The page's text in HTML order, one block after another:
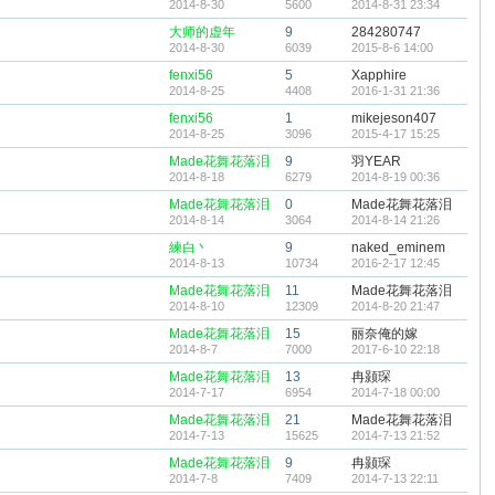
2014-8-30 5600 2014-8-31 23:34
大师的虚年
2014-8-30
9
6039
284280747
2015-8-6 14:00
fenxi56
2014-8-25
5
4408
Xapphire
2016-1-31 21:36
fenxi56
2014-8-25
1
3096
mikejeson407
2015-4-17 15:25
Made花舞花落泪
2014-8-18
9
6279
羽YEAR
2014-8-19 00:36
Made花舞花落泪
2014-8-14
0
3064
Made花舞花落泪
2014-8-14 21:26
練白丶
2014-8-13
9
10734
naked_eminem
2016-2-17 12:45
Made花舞花落泪
2014-8-10
11
12309
Made花舞花落泪
2014-8-20 21:47
Made花舞花落泪
2014-8-7
15
7000
丽奈俺的嫁
2017-6-10 22:18
Made花舞花落泪
2014-7-17
13
6954
冉颢琛
2014-7-18 00:00
Made花舞花落泪
2014-7-13
21
15625
Made花舞花落泪
2014-7-13 21:52
Made花舞花落泪
2014-7-8
9
7409
冉颢琛
2014-7-13 22:11